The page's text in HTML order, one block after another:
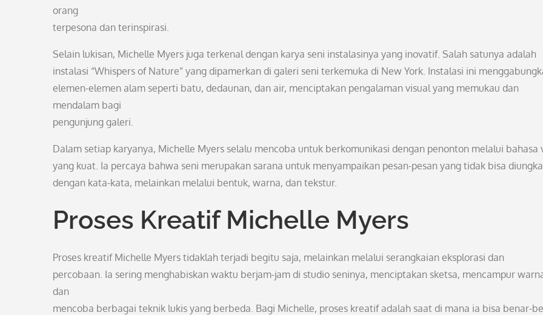
orang
terpesona dan terinspirasi.
Selain lukisan, Michelle Myers juga terkenal dengan karya seni instalasinya yang inovatif. Salah satunya adalah
instalasi “Whispers of Nature” yang dipamerkan di galeri seni terkemuka di New York. Instalasi ini
elemen-elemen alam seperti batu, dedaunan, dan air, menciptakan pengalaman visual yang memukau dan
mendalam bagi
pengunjung galeri.
Dalam setiap karyanya, Michelle Myers selalu mencoba untuk berkomunikasi dengan penonton melalui bahasa
yang kuat. Ia percaya bahwa seni merupakan sarana untuk menyampaikan pesan-pesan yang tidak bisa
dengan kata-kata, melainkan melalui bentuk, warna, dan tekstur.
Proses Kreatif Michelle Myers
Proses kreatif Michelle Myers tidaklah terjadi begitu saja, melainkan melalui serangkaian eksplorasi dan
percobaan. Ia sering menghabiskan waktu berjam-jam di studio seninya, menciptakan sketsa, mencampur
dan
mencoba berbagai teknik lukis yang berbeda. Bagi Michelle, proses kreatif adalah saat di mana ia bisa benar-